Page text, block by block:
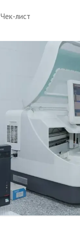
Чек-лист